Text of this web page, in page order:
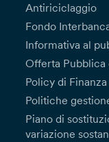
Antiriciclaggio
Fondo
Informativa al
Offerta Pubblica
Policy di
Politiche
Piano di
variazione